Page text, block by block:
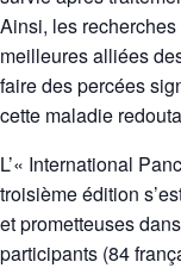
Ainsi, les
meilleures alliées
faire des percées
cette maladie
L’« International
troisième édition
et prometteuses
participants (84